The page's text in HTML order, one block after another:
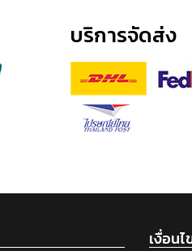
บริการจัดส่ง
เงื่อน